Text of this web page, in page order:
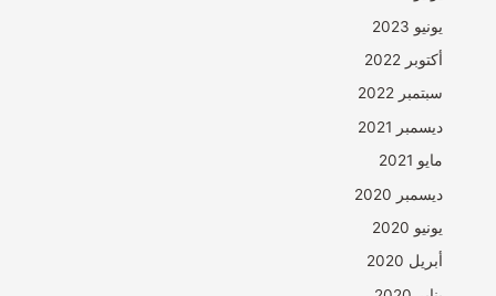
يونيو 2023
أكتوبر 2022
سبتمبر 2022
ديسمبر 2021
مايو 2021
ديسمبر 2020
يونيو 2020
أبريل 2020